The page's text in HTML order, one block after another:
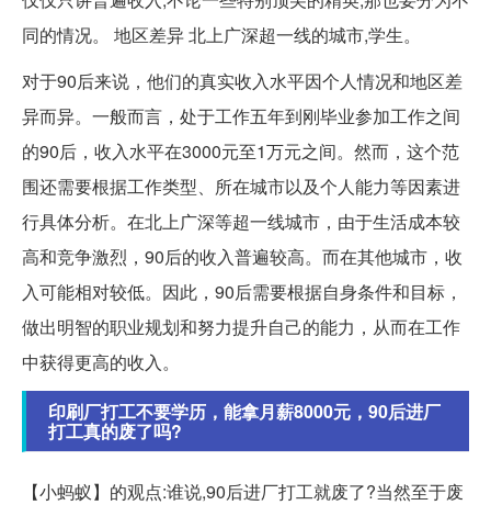
同的情况。 地区差异 北上广深超一线的城市,学生。
对于90后来说，他们的真实收入水平因个人情况和地区差
异而异。一般而言，处于工作五年到刚毕业参加工作之间
的90后，收入水平在3000元至1万元之间。然而，这个范
围还需要根据工作类型、所在城市以及个人能力等因素进
行具体分析。在北上广深等超一线城市，由于生活成本较
高和竞争激烈，90后的收入普遍较高。而在其他城市，收
入可能相对较低。因此，90后需要根据自身条件和目标，
做出明智的职业规划和努力提升自己的能力，从而在工作
中获得更高的收入。
印刷厂打工不要学历，能拿月薪8000元，90后进厂
打工真的废了吗?
【小蚂蚁】的观点:谁说,90后进厂打工就废了?当然至于废